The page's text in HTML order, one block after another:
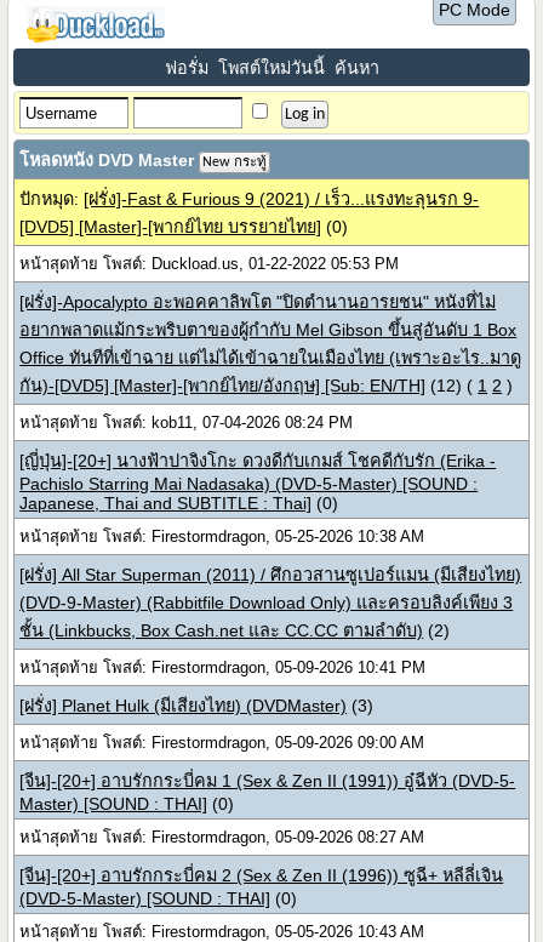
PC Mode
ฟอรั่ม โพสต์ใหม่วันนี้ ค้นหา
โหลดหนัง DVD Master New กระทู้
ปักหมุด: [ฝรั่ง]-Fast & Furious 9 (2021) / เร็ว...แรงทะลุนรก 9-
[DVD5] [Master]-[พากย์ไทย บรรยายไทย] (0)
หน้าสุดท้าย โพสต์: Duckload.us, 01-22-2022 05:53 PM
[ฝรั่ง]-Apocalypto อะพอคคาลิพโต "ปิดตำนานอารยชน" หนังที่ไม่
อยากพลาดแม้กระพริบตาของผู้กำกับ Mel Gibson ขึ้นสู่อันดับ 1 Box
Office ทันทีที่เข้าฉาย แต่ไม่ได้เข้าฉายในเมืองไทย (เพราะอะไร..มาดู
กัน)-[DVD5] [Master]-[พากย์ไทย/อังกฤษ] [Sub: EN/TH] (12)( 1 2 )
หน้าสุดท้าย โพสต์: kob11, 07-04-2026 08:24 PM
[ญี่ปุ่น]-[20+] นางฟ้าปาจิงโกะ ดวงดีกับเกมส์ โชคดีกับรัก (Erika -
Pachislo Starring Mai Nadasaka) (DVD-5-Master) [SOUND :
Japanese, Thai and SUBTITLE : Thai] (0)
หน้าสุดท้าย โพสต์: Firestormdragon, 05-25-2026 10:38 AM
[ฝรั่ง] All Star Superman (2011) / ศึกอวสานซูเปอร์แมน (มีเสียงไทย)
(DVD-9-Master) (Rabbitfile Download Only) และครอบลิงค์เพียง 3
ชั้น (Linkbucks, Box Cash.net และ CC.CC ตามลำดับ) (2)
หน้าสุดท้าย โพสต์: Firestormdragon, 05-09-2026 10:41 PM
[ฝรั่ง] Planet Hulk (มีเสียงไทย) (DVDMaster) (3)
หน้าสุดท้าย โพสต์: Firestormdragon, 05-09-2026 09:00 AM
[จีน]-[20+] อาบรักกระบี่คม 1 (Sex & Zen II (1991)) อู๋ฉีหัว (DVD-5-
Master) [SOUND : THAI] (0)
หน้าสุดท้าย โพสต์: Firestormdragon, 05-09-2026 08:27 AM
[จีน]-[20+] อาบรักกระบี่คม 2 (Sex & Zen II (1996)) ซูฉี+ หลีลี่เจิน
(DVD-5-Master) [SOUND : THAI] (0)
หน้าสุดท้าย โพสต์: Firestormdragon, 05-05-2026 10:43 AM